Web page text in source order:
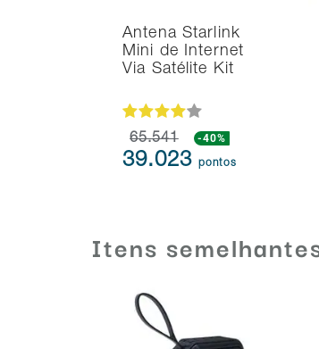
Antena Starlink
Mini de Internet
Via Satélite Kit
65.541 -40%
39.023pontos
Itens